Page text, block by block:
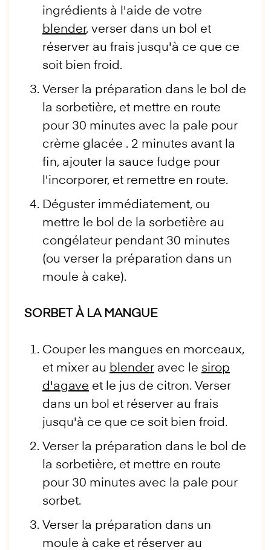
ingrédients à l'aide de votre
blender, verser dans un bol et
réserver au frais jusqu'à ce que ce
soit bien froid.
Verser la préparation dans le bol de
la sorbetière, et mettre en route
pour 30 minutes avec la pale pour
crème glacée . 2 minutes avant la
fin, ajouter la sauce fudge pour
l'incorporer, et remettre en route.
Déguster immédiatement, ou
mettre le bol de la sorbetière au
congélateur pendant 30 minutes
(ou verser la préparation dans un
moule à cake).
SORBET À LA MANGUE
Couper les mangues en morceaux,
et mixer au blender avec le sirop
d'agave et le jus de citron. Verser
dans un bol et réserver au frais
jusqu'à ce que ce soit bien froid.
Verser la préparation dans le bol de
la sorbetière, et mettre en route
pour 30 minutes avec la pale pour
sorbet.
Verser la préparation dans un
moule à cake et réserver au